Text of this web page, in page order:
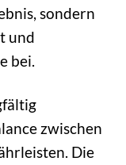
sondern
und
bei.
zwischen
Die